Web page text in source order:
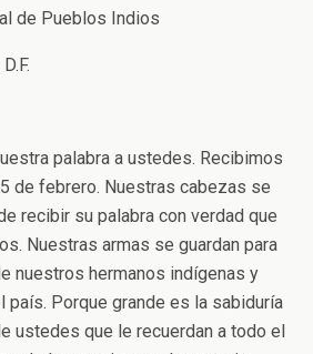
de Pueblos Indios
palabra a ustedes. Recibimos
de febrero. Nuestras cabezas se
recibir su palabra con verdad que
Nuestras armas se guardan para
nuestros hermanos indígenas y
país. Porque grande es la sabiduría
ustedes que le recuerdan a todo el